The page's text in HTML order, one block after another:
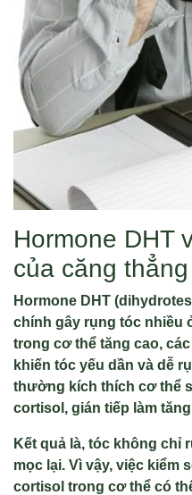
Hormone DHT
của căng
Hormone DHT
chính gây rụng tóc nhiều
trong cơ thể tăng cao,
khiến tóc yếu dần và dễ
thường kích thích cơ thể
cortisol, gián tiếp làm tăng
Kết quả là, tóc không chỉ
mọc lại. Vì vậy, việc kiểm
cortisol trong cơ thể có